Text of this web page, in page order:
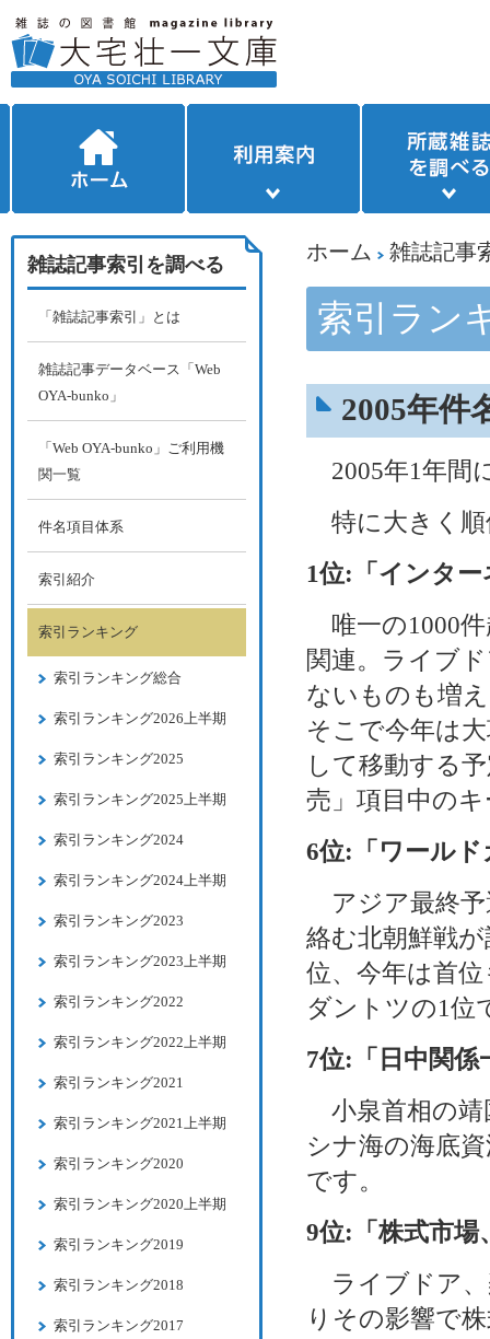
ホーム 雑誌記事
索引ラン
2005年件
2005年1年間
特に大きく順
1位:「インタ
唯一の1000件
関連。ライブ
ないものも増
そこで今年は
して移動する
売」項目中の
6位:「ワールド
アジア最終予
絡む北朝鮮戦
位、今年は首
ダントツの1位
7位:「日中関係
小泉首相の靖
シナ海の海底
です。
9位:「株式市場
ライブドア、
りその影響で
雑誌記事索引を調べる
「雑誌記事索引」とは
雑誌記事データベース「Web
OYA-bunko」
「Web OYA-bunko」ご利用機
関一覧
件名項目体系
索引紹介
索引ランキング
索引ランキング総合
索引ランキング2026上半期
索引ランキング2025
索引ランキング2025上半期
索引ランキング2024
索引ランキング2024上半期
索引ランキング2023
索引ランキング2023上半期
索引ランキング2022
索引ランキング2022上半期
索引ランキング2021
索引ランキング2021上半期
索引ランキング2020
索引ランキング2020上半期
索引ランキング2019
索引ランキング2018
索引ランキング2017